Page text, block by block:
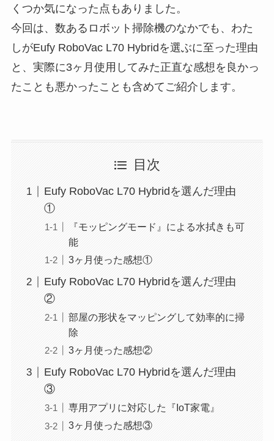
くつか気になった点もありました。
今回は、数あるロボット掃除機のなかでも、わた
しがEufy RoboVac L70 Hybridを選ぶに至った理由
と、実際に3ヶ月使用してみた正直な感想を良かっ
たことも悪かったことも含めてご紹介します。
目次
Eufy RoboVac L70 Hybridを選んだ理由
①
『モッピングモード』による水拭きも可
能
3ヶ月使った感想①
Eufy RoboVac L70 Hybridを選んだ理由
②
部屋の形状をマッピングして効率的に掃
除
3ヶ月使った感想②
Eufy RoboVac L70 Hybridを選んだ理由
③
専用アプリに対応した『IoT家電』
3ヶ月使った感想③